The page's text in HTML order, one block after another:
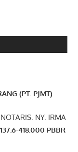
(PT. PJMT)
NY. IRMA
.137.6-418.000 PBBR